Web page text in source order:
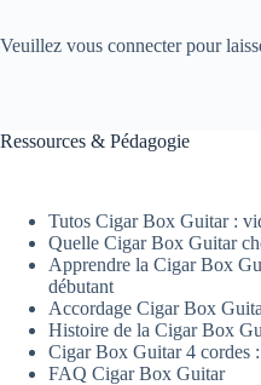
Veuillez vous connecter pour
Ressources & Pédagogie
Tutos Cigar Box Guitar :
Quelle Cigar Box Guitar
Apprendre la Cigar Box
débutant
Accordage Cigar Box
Histoire de la Cigar Box
Cigar Box Guitar 4 cordes
FAQ Cigar Box Guitar